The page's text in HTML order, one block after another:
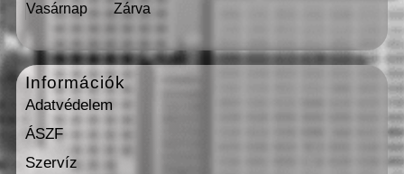
Vasárnap
Zárva
Információk
Adatvédelem
ÁSZF
Szervíz